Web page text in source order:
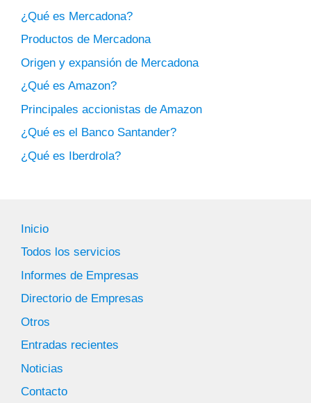
¿Qué es Mercadona?
Productos de Mercadona
Origen y expansión de Mercadona
¿Qué es Amazon?
Principales accionistas de Amazon
¿Qué es el Banco Santander?
¿Qué es Iberdrola?
Inicio
Todos los servicios
Informes de Empresas
Directorio de Empresas
Otros
Entradas recientes
Noticias
Contacto